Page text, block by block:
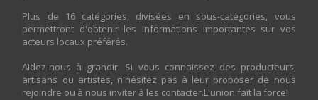
Plus de 16 catégories, divisées en sous-catégories, vous
permettront d'obtenir les informations importantes sur vos
acteurs locaux préférés.
Aidez-nous à grandir. Si vous connaissez des producteurs,
artisans ou artistes, n'hésitez pas à leur proposer de nous
rejoindre ou à nous inviter à les contacter.L'union fait la force!